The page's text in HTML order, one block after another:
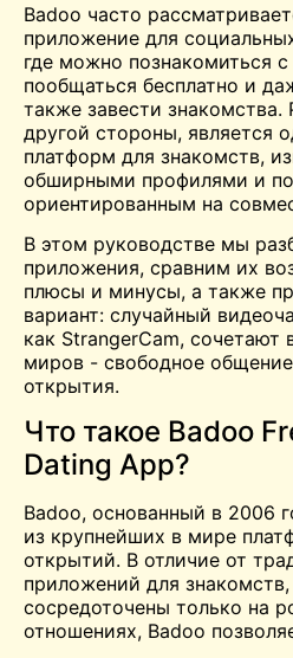
Badoo часто
приложение для
где можно познакомиться
пообщаться бесплатно и
также завести знакомства.
другой стороны, является
платформ для знакомств,
обширными профилями и
ориентированным на
В этом руководстве мы
приложения, сравним их
плюсы и минусы, а также
вариант: случайный
как StrangerCam, сочетают
миров - свободное
открытия.
Что такое Badoo
Dating App?
Badoo, основанный в 2006
из крупнейших в мире
открытий. В отличие от
приложений для
сосредоточены только на
отношениях, Badoo